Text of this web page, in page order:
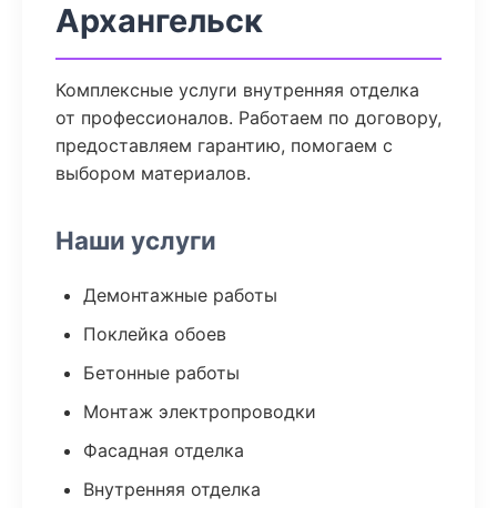
Архангельск
Комплексные услуги внутренняя отделка
от профессионалов. Работаем по договору,
предоставляем гарантию, помогаем с
выбором материалов.
Наши услуги
Демонтажные работы
Поклейка обоев
Бетонные работы
Монтаж электропроводки
Фасадная отделка
Внутренняя отделка